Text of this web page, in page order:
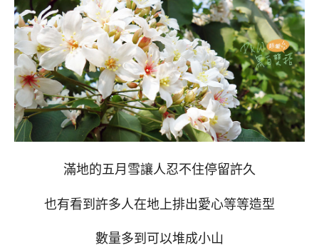
滿地的五月雪讓人忍不住停留許久
也有看到許多人在地上排出愛心等等造型
數量多到可以堆成小山